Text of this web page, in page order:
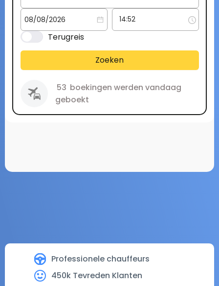
Professionele chauffeurs
450k Tevreden Klanten
Terugreis
Zoeken
53 boekingen werden vandaag
geboekt